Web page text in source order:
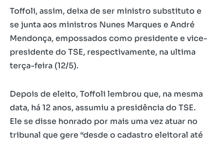
Toffoli, assim, deixa de ser ministro substituto e
se junta aos ministros Nunes Marques e André
Mendonça, empossados como presidente e vice-
presidente do TSE, respectivamente, na ultima
terça-feira (12/5).
Depois de eleito, Toffoli lembrou que, na mesma
data, há 12 anos, assumiu a presidência do TSE.
Ele se disse honrado por mais uma vez atuar no
tribunal que gere “desde o cadastro eleitoral até